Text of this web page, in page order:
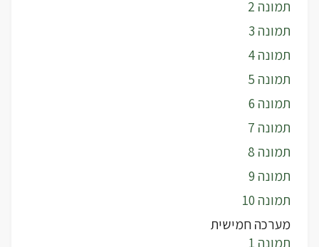
תמונה 2
תמונה 3
תמונה 4
תמונה 5
תמונה 6
תמונה 7
תמונה 8
תמונה 9
תמונה 10
מערכה חמישית
תמונה 1